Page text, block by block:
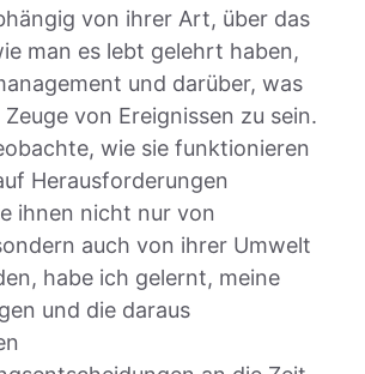
von ihrer Art, über das
man es lebt gelehrt haben,
und darüber, was
von Ereignissen zu sein.
wie sie funktionieren
Herausforderungen
ihnen nicht nur von
auch von ihrer Umwelt
habe ich gelernt, meine
und die daraus